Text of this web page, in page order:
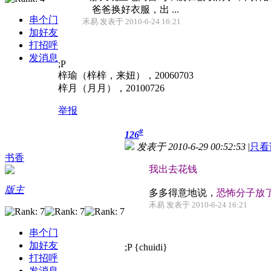
串个门
加好友
打招呼
发消息
爸爸换好衣服，出 ...
禾易 发表于 2010-6-24 16:21
;P
梓瑜（梓梓，来妞），20060703
梓月（月月），20100726
举报
书香
版主
串个门
加好友
打招呼
126#
发表于 2010-6-29 00:52:53 |只
我出去花钱
多多得意地说， 恐怖分子放
禾易 发表于 2010-6-24 16:21
;P {chuidi}